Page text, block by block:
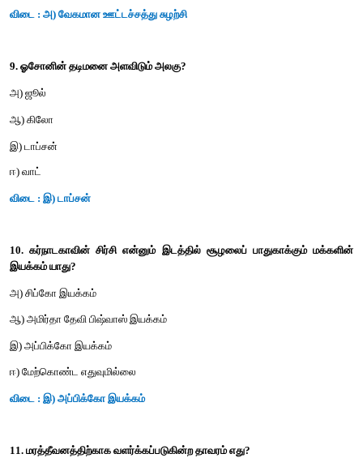
ஈ) வாழிட அழிவு
விடை : ஈ) வாழிட அழிவு
7. காடுகள் அழிக்கப்படுதல் எனப்படுவது
அ) காடுகளற்ற பகுதிகளில் வளரும் தாவரங்கள் மற்றும் மரங்கள்
இ) குளங்களில் வளரும் தாவரங்கள் மற்றும் மரங்கள்
ஈ) தாவரங்கள் மற்றும் மரங்கள் ஆகியவற்றை அகற்றுதல்
8. காடுகள் அழித்தல் எதை முன்னிறுத்திச் செல்வதில்லை?